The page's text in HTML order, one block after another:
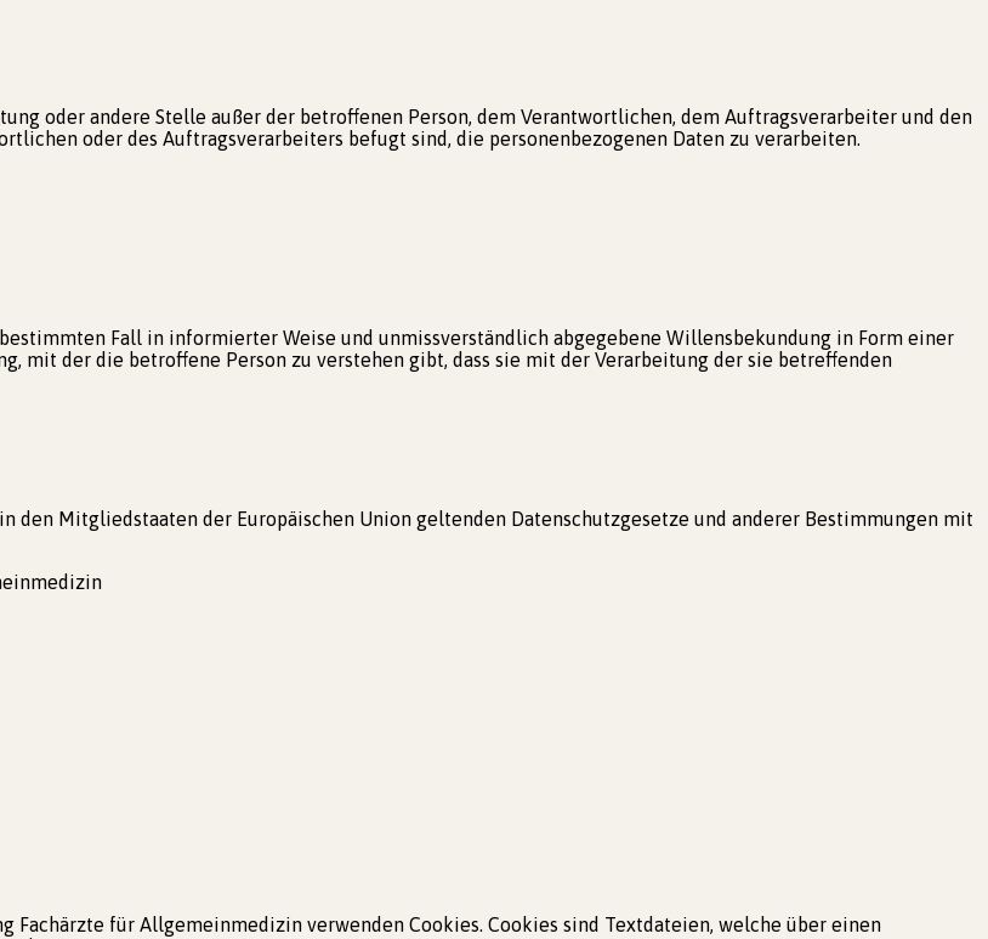
oder andere Stelle außer der betroffenen Person, dem Verantwortlichen, dem Auftragsverarbeiter und den
oder des Auftragsverarbeiters befugt sind, die personenbezogenen Daten zu verarbeiten.
Fall in informierter Weise und unmissverständlich abgegebene Willensbekundung in Form einer
mit der die betroffene Person zu verstehen gibt, dass sie mit der Verarbeitung der sie betreffenden
den Mitgliedstaaten der Europäischen Union geltenden Datenschutzgesetze und anderer Bestimmungen mit
Fachärzte für Allgemeinmedizin verwenden Cookies. Cookies sind Textdateien, welche über einen